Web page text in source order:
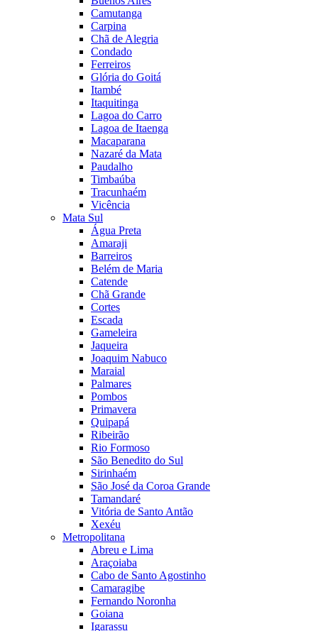
Camutanga
Carpina
Chã de Alegria
Condado
Ferreiros
Glória do Goitá
Itambé
Itaquitinga
Lagoa do Carro
Lagoa de Itaenga
Macaparana
Nazaré da Mata
Paudalho
Timbaúba
Tracunhaém
Vicência
Mata Sul
Água Preta
Amaraji
Barreiros
Belém de Maria
Catende
Chã Grande
Cortes
Escada
Gameleira
Jaqueira
Joaquim Nabuco
Maraial
Palmares
Pombos
Primavera
Quipapá
Ribeirão
Rio Formoso
São Benedito do Sul
Sirinhaém
São José da Coroa Grande
Tamandaré
Vitória de Santo Antão
Xexéu
Metropolitana
Abreu e Lima
Araçoiaba
Cabo de Santo Agostinho
Camaragibe
Fernando Noronha
Goiana
Igarassu